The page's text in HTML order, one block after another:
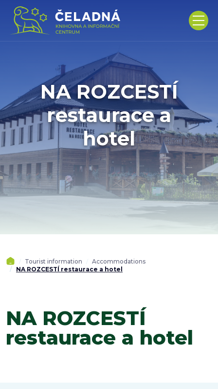
NA ROZCESTÍ
restaurace a
hotel
Tourist information
Accommodations
NA ROZCESTÍ restaurace a hotel
NA ROZCESTÍ
restaurace a hotel